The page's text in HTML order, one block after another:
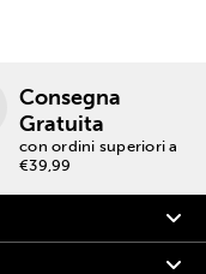
Consegna
Gratuita
con ordini superiori a
€39,99